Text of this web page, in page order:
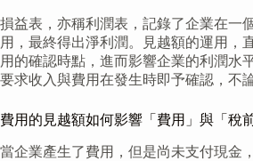
損益表，亦稱利潤表，記錄了企業在一
用，最終得出淨利潤。見越額的運用，
用的確認時點，進而影響企業的利潤水
要求收入與費用在發生時即予確認，不
費用的見越額如何影響「費用」與「稅
當企業產生了費用，但是尚未支付現金